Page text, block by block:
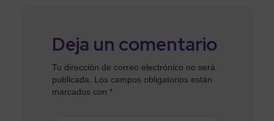
Deja un comentario
Tu dirección de correo electrónico no será
publicada.
Los campos obligatorios están
marcados con *